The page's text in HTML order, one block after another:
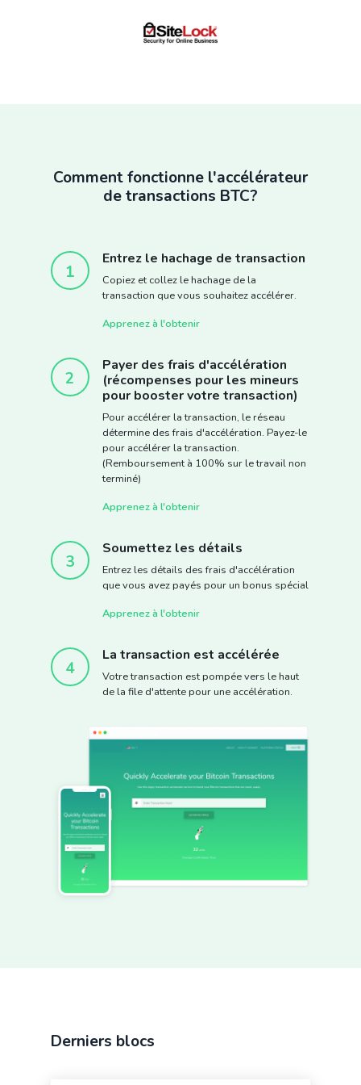
Comment fonctionne l'accélérateur
de transactions BTC?
1
Entrez le hachage de transaction
Copiez et collez le hachage de la
transaction que vous souhaitez accélérer.
Apprenez à l'obtenir
2
Payer des frais d'accélération
(récompenses pour les mineurs
pour booster votre transaction)
Pour accélérer la transaction, le réseau
détermine des frais d'accélération. Payez-le
pour accélérer la transaction.
(Remboursement à 100% sur le travail non
terminé)
Apprenez à l'obtenir
3
Soumettez les détails
Entrez les détails des frais d'accélération
que vous avez payés pour un bonus spécial
Apprenez à l'obtenir
4
La transaction est accélérée
Votre transaction est pompée vers le haut
de la file d'attente pour une accélération.
Derniers blocs